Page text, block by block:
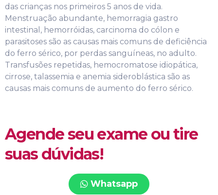
das crianças nos primeiros 5 anos de vida.
Menstruação abundante, hemorragia gastro
intestinal, hemorróidas, carcinoma do cólon e
parasitoses são as causas mais comuns de deficiência
do ferro sérico, por perdas sanguíneas, no adulto.
Transfusões repetidas, hemocromatose idiopática,
cirrose, talassemia e anemia sideroblástica são as
causas mais comuns de aumento do ferro sérico.
Agende seu exame ou tire
suas dúvidas!
Whatsapp